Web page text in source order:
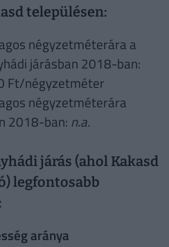
településen:
négyzetméterára a
járásban 2018-ban:
Ft/négyzetméter
négyzetméterára
2018-ban: n.a.
járás (ahol Kakasd
legfontosabb
aránya